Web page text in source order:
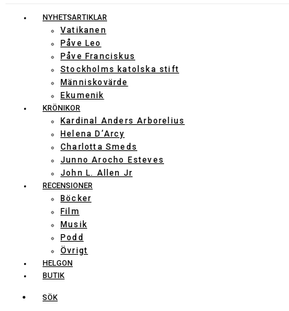
NYHETSARTIKLAR
Vatikanen
Påve Leo
Påve Franciskus
Stockholms katolska stift
Människovärde
Ekumenik
KRÖNIKOR
Kardinal Anders Arborelius
Helena D’Arcy
Charlotta Smeds
Junno Arocho Esteves
John L. Allen Jr
RECENSIONER
Böcker
Film
Musik
Podd
Övrigt
HELGON
BUTIK
SÖK